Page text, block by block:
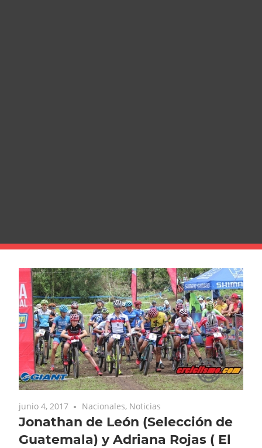
junio 4, 2017 Nacionales, Noticias
Jonathan de León (Selección de
Guatemala) y Adriana Rojas ( El